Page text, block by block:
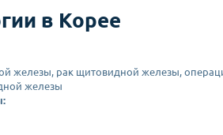
в Корее
железы, рак щитовидной железы,
железы